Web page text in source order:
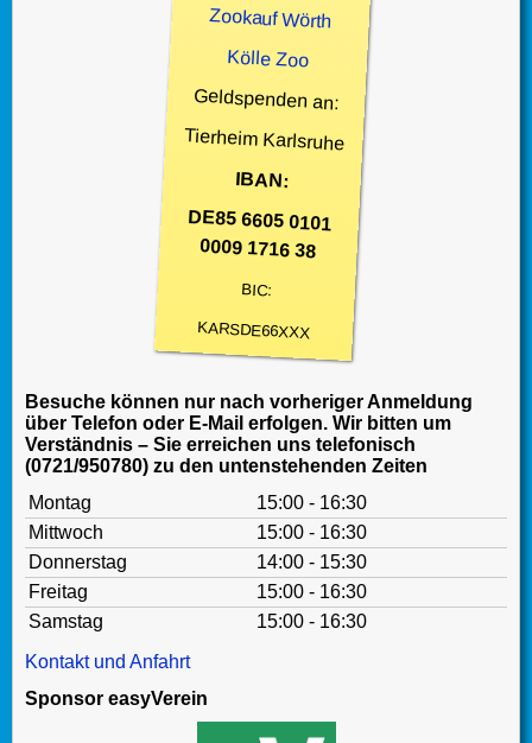
Zookauf Wörth
Kölle Zoo
Geldspenden an:
Tierheim Karlsruhe
IBAN:
DE85 6605 0101
0009 1716 38
BIC:
KARSDE66XXX
Besuche können nur nach vorheriger Anmeldung
über Telefon oder E-Mail erfolgen. Wir bitten um
Verständnis – Sie erreichen uns telefonisch
(0721/950780) zu den untenstehenden Zeiten
Montag
15:00 - 16:30
Mittwoch
15:00 - 16:30
Donnerstag
14:00 - 15:30
Freitag
15:00 - 16:30
Samstag
15:00 - 16:30
Kontakt und Anfahrt
Sponsor easyVerein